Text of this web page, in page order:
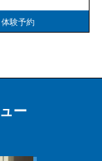
体験予約
ー